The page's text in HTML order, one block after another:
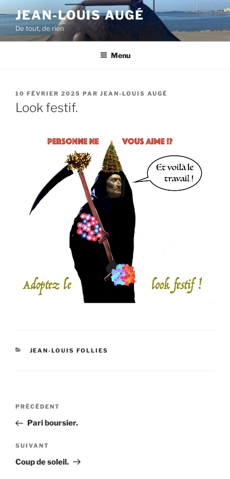
au
contenu
principal
JEAN-LOUIS AUGÉ
De tout, de rien
Menu
PUBLIÉ
LE
10 FÉVRIER 2025 PAR JEAN-LOUIS AUGÉ
Look festif.
CATÉGORIES
JEAN-LOUIS FOLLIES
Navigation
l’article
Article
précédent
PRÉCÉDENT
Pari boursier.
Article
suivant
SUIVANT
Coup de soleil.